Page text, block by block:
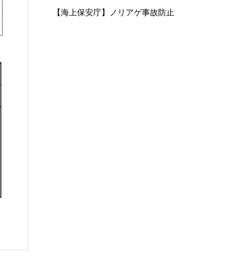
【海上保安庁】ノリアゲ事故防止